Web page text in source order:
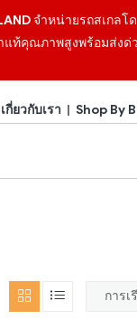
จำหน่ายรถสเกลโ
แท้คุณภาพสูงพร้อมส่งด่
เกี่ยวกับเรา | Shop By